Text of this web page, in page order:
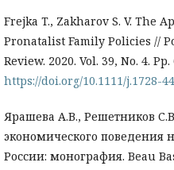
Frejka T., Zakharov S. V. The
Pronatalist Family Policies //
Review. 2020. Vol. 39, No. 4. Pp.
https://doi.org/10.1111/j.1728-
Ярашева А.В., Решетников
экономического поведения
России: монография. Beau